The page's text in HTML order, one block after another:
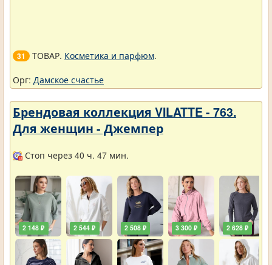
31 ТОВАР. Косметика и парфюм.
Орг: Дамское счастье
Брендовая коллекция VILATTE - 763.
Для женщин - Джемпер
Стоп через 40 ч. 47 мин.
2 148 ₽ 2 544 ₽ 2 508 ₽ 3 300 ₽ 2 628 ₽